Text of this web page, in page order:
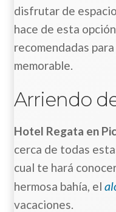
disfrutar de
hace de esta
recomendadas
memorable.
Arriendo
Hotel Regata en
cerca de todas
cual te hará
hermosa bahía, el
vacaciones.